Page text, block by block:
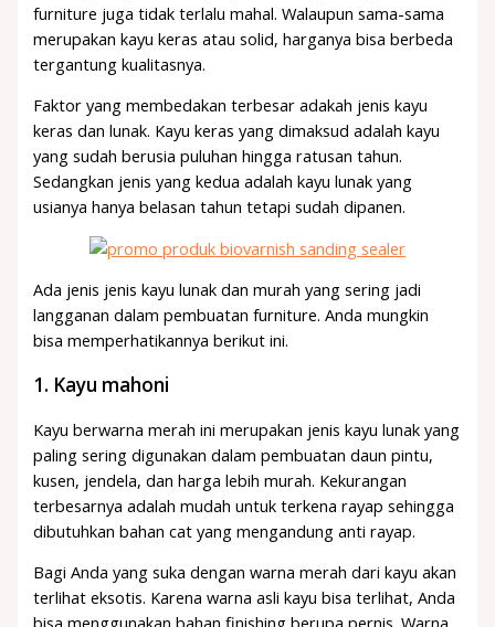
furniture juga tidak terlalu mahal. Walaupun sama-sama
merupakan kayu keras atau solid, harganya bisa berbeda
tergantung kualitasnya.
Faktor yang membedakan terbesar adakah jenis kayu
keras dan lunak. Kayu keras yang dimaksud adalah kayu
yang sudah berusia puluhan hingga ratusan tahun.
Sedangkan jenis yang kedua adalah kayu lunak yang
usianya hanya belasan tahun tetapi sudah dipanen.
Ada jenis jenis kayu lunak dan murah yang sering jadi
langganan dalam pembuatan furniture. Anda mungkin
bisa memperhatikannya berikut ini.
1. Kayu mahoni
Kayu berwarna merah ini merupakan jenis kayu lunak yang
paling sering digunakan dalam pembuatan daun pintu,
kusen, jendela, dan harga lebih murah. Kekurangan
terbesarnya adalah mudah untuk terkena rayap sehingga
dibutuhkan bahan cat yang mengandung anti rayap.
Bagi Anda yang suka dengan warna merah dari kayu akan
terlihat eksotis. Karena warna asli kayu bisa terlihat, Anda